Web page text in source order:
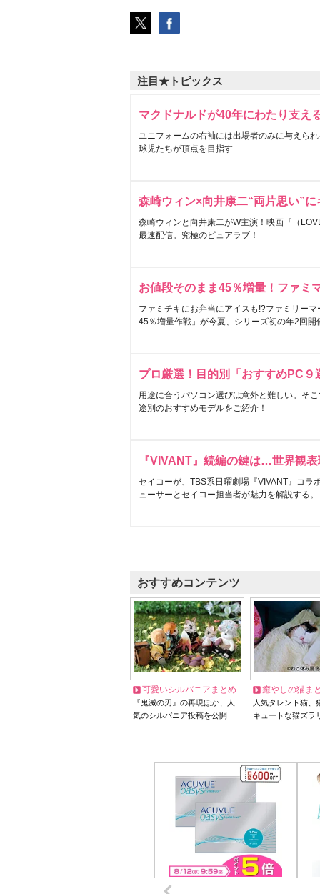
注目★トピックス
マクドナルドが40年にわたり支え
ユニフォームの右袖には出場者のみに与えら
球児たちが頂点を目指す
森崎ウィン×向井康二“両片思い”
森崎ウィンと向井康二がW主演！映画『（
最速配信。究極のピュアラブ！
お値段そのまま45％増量！ファミ
ファミチキにお弁当にアイスも!?ファミリー
45％増量作戦」が今夏、シリーズ初の年2回開
プロ厳選！目的別「おすすめPC９
用途に合うパソコン選びは意外と難しい。そ
途別のおすすめモデルをご紹介！
『VIVANT』続編の鍵は…世界観
セイコーが、TBS系日曜劇場『VIVANT』コラ
ューサーとセイコー担当者が魅力を解説する。
おすすめコンテンツ
可愛いシルバニアまとめ
『鬼滅の刃』の再現ほか、人
気のシルバニア投稿を公開
癒やしの猫ま
人気タレント猫
キュートな猫ズラ